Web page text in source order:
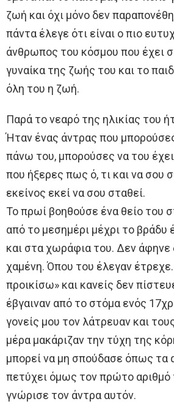
ζωή και όχι μόνο δεν
πάντα έλεγε ότι είναι ο πιο
άνθρωπος του κόσμου που έχει
γυναίκα της ζωής του και το
όλη του η ζωή.
Παρά το νεαρό της ηλικίας του
Ήταν ένας άντρας που
πάνω του, μπορούσες να του
που ήξερες πως ό, τι και να σου
εκείνος εκεί να σου σταθεί.
Το πρωί βοηθούσε ένα θείο του
από το μεσημέρι μέχρι το
και στα χωράφια του. Δεν άφηνε
χαμένη. Όπου του έλεγαν
προικίσω» και κανείς δεν
έβγαιναν από το στόμα ενός
γονείς μου τον λάτρευαν και
μέρα μακάριζαν την τύχη της
μπορεί να μη σπούδασε όπως τα
πετύχει όμως τον πρώτο αριθμό
γνώρισε τον άντρα αυτόν.